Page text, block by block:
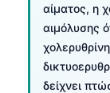
αίματος, η
αιμόλυσης
δείχνει